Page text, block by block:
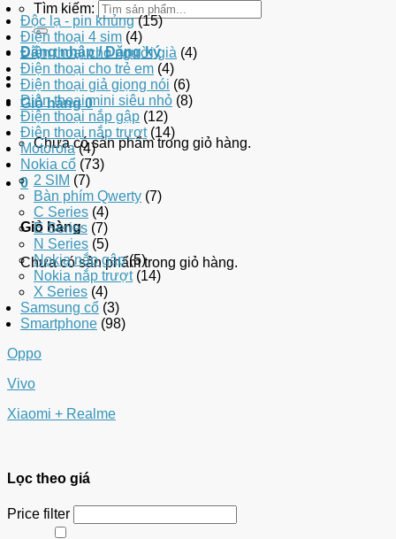
Tìm kiếm:
Đăng nhập / Đăng ký
Giỏ hàng0
Chưa có sản phẩm trong giỏ hàng.
0
Giỏ hàng
Chưa có sản phẩm trong giỏ hàng.
Độc lạ - pin khủng (15)
Điện thoại 4 sim (4)
Điện thoại cho người già (4)
Điện thoại cho trẻ em (4)
Điện thoại giả giọng nói (6)
Điện thoại mini siêu nhỏ (8)
Điện thoại nắp gập (12)
Điện thoại nắp trượt (14)
Motorola (4)
Nokia cổ (73)
2 SIM (7)
Bàn phím Qwerty (7)
C Series (4)
E Series (7)
N Series (5)
Nokia nắp gập (5)
Nokia nắp trượt (14)
X Series (4)
Samsung cổ (3)
Smartphone (98)
Oppo
Vivo
Xiaomi + Realme
Lọc theo giá
Price filter